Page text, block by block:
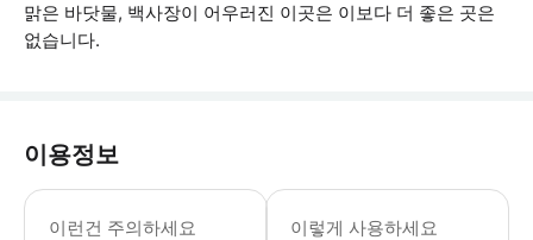
맑은 바닷물, 백사장이 어우러진 이곳은 이보다 더 좋은 곳은
없습니다.
이용정보
이런건 주의하세요 이렇게 사용하세요